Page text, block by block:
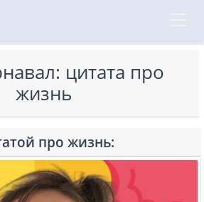
цитата про
жизнь
про жизнь: